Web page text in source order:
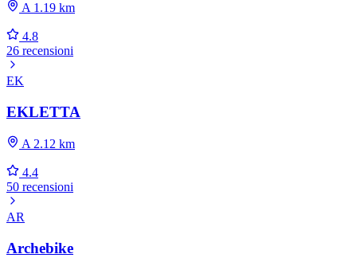
A 1.19 km
4.8
26 recensioni
EK
EKLETTA
A 2.12 km
4.4
50 recensioni
AR
Archebike